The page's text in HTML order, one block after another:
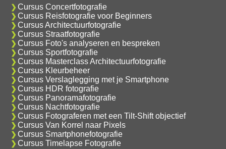
Cursus Concertfotografie
Cursus Reisfotografie voor Beginners
Cursus Architectuurfotografie
Cursus Straatfotografie
Cursus Foto's analyseren en bespreken
Cursus Sportfotografie
Cursus Masterclass Architectuurfotografie
Cursus Kleurbeheer
Cursus Verslaglegging met je Smartphone
Cursus HDR fotografie
Cursus Panoramafotografie
Cursus Nachtfotografie
Cursus Fotograferen met een Tilt-Shift objectief
Cursus Van Korrel naar Pixels
Cursus Smartphonefotografie
Cursus Timelapse Fotografie